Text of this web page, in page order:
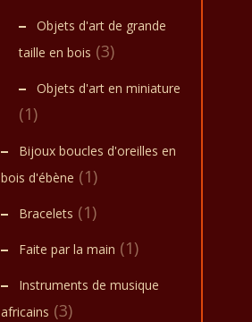
Objets d'art de grande
taille en bois (3)
Objets d'art en miniature
(1)
Bijoux boucles d'oreilles en
bois d'ébène (1)
Bracelets (1)
Faite par la main (1)
Instruments de musique
africains (3)